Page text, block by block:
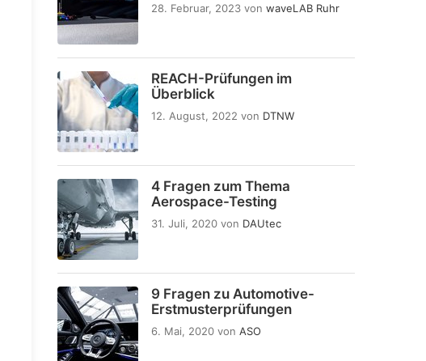
28. Februar, 2023 von waveLAB Ruhr
REACH-Prüfungen im
Überblick
12. August, 2022 von DTNW
4 Fragen zum Thema
Aerospace-Testing
31. Juli, 2020 von DAUtec
9 Fragen zu Automotive-
Erstmusterprüfungen
6. Mai, 2020 von ASO